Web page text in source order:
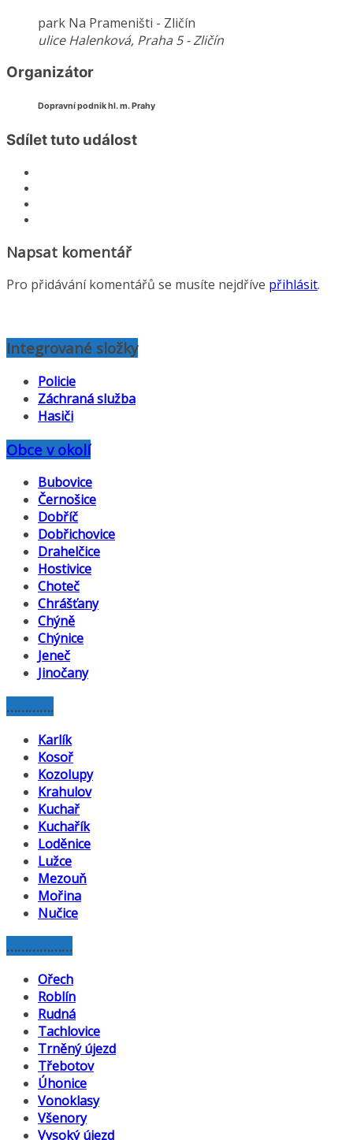
park Na Prameništi - Zličín
ulice Halenková, Praha 5 - Zličín
Organizátor
Dopravní podnik hl. m. Prahy
Sdílet tuto událost
Napsat komentář
Pro přidávání komentářů se musíte nejdříve přihlásit.
Integrované složky
Policie
Záchraná služba
Hasiči
Obce v okolí
Bubovice
Černošice
Dobříč
Dobřichovice
Drahelčice
Hostivice
Choteč
Chrášťany
Chýně
Chýnice
Jeneč
Jinočany
………….
Karlík
Kosoř
Kozolupy
Krahulov
Kuchař
Kuchařík
Loděnice
Lužce
Mezouň
Mořina
Nučice
………………
Ořech
Roblín
Rudná
Tachlovice
Trněný újezd
Třebotov
Úhonice
Vonoklasy
Všenory
Vysoký újezd